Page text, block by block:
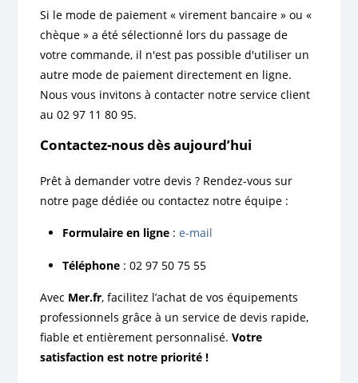
Si le mode de paiement « virement bancaire » ou «
chèque » a été sélectionné lors du passage de
votre commande, il n'est pas possible d'utiliser un
autre mode de paiement directement en ligne.
Nous vous invitons à contacter notre service client
au 02 97 11 80 95.
Contactez-nous dès aujourd’hui
Prêt à demander votre devis ? Rendez-vous sur
notre page dédiée ou contactez notre équipe :
Formulaire en ligne :e-mail
Téléphone : 02 97 50 75 55
Avec Mer.fr, facilitez l’achat de vos équipements
professionnels grâce à un service de devis rapide,
fiable et entièrement personnalisé.Votre
satisfaction est notre priorité !